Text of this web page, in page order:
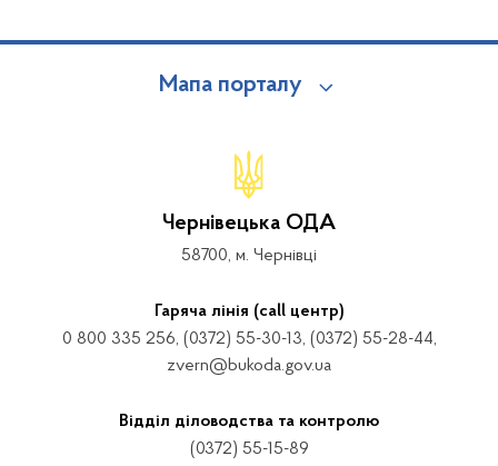
Мапа порталу
Чернівецька ОДА
58700, м. Чернівці
Гаряча лінія (call центр)
0 800 335 256, (0372) 55-30-13, (0372) 55-28-44,
zvern@bukoda.gov.ua
Відділ діловодства та контролю
(0372) 55-15-89